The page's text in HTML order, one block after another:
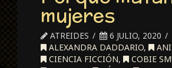
mujeres
ATREIDES
6 JULIO, 2020
ALEXANDRA DADDARIO,
CIENCIA FICCIÓN, COBIE